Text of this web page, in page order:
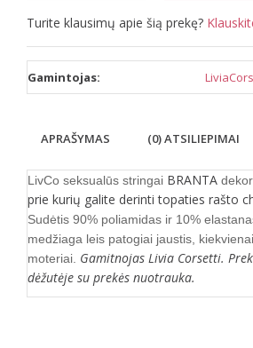
Turite klausimų apie šią prekę?
Gamintojas:
APRAŠYMAS (0) ATSILIEPIMAI
LivCo seksualūs stringai BRANTA
prie kurių galite derinti topaties rašto
Sudėtis 90% poliamidas ir 10%
medžiaga leis patogiai jaustis,
moteriai. Gamitnojas Livia Corsetti.
dėžutėje su prekės nuotrauka.